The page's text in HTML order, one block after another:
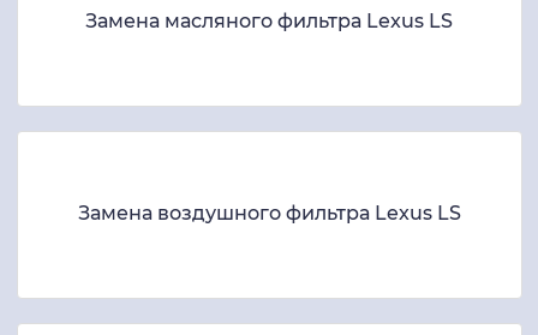
Замена масляного фильтра Lexus LS
Замена воздушного фильтра Lexus LS